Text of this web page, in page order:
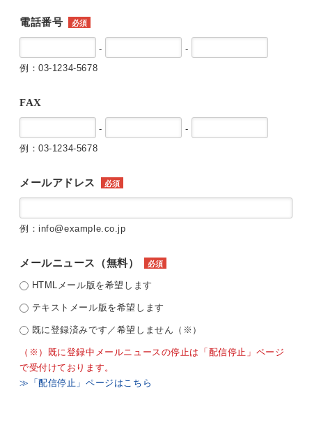
電話番号 必須
-
-
例：03-1234-5678
FAX
-
-
例：03-1234-5678
メールアドレス 必須
例：info@example.co.jp
メールニュース（無料） 必須
HTMLメール版を希望します
テキストメール版を希望します
既に登録済みです／希望しません（※）
（※）既に登録中メールニュースの停止は「配信停止」ページ
で受付けております。
≫「配信停止」ページはこちら